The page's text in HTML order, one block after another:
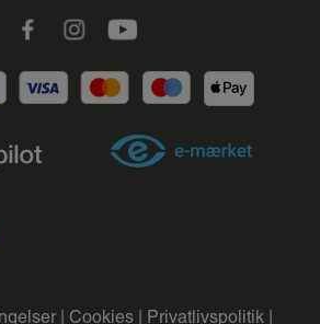
FacebookInstagramYoutube
| Cookies | Privatlivspolitik |